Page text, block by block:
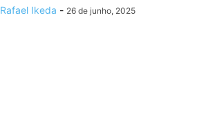
Rafael Ikeda - 26 de junho, 2025